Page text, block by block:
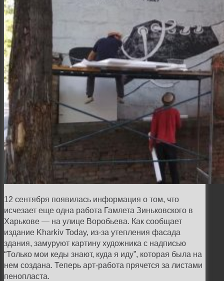
Меню
12 сентября появилась информация о том, что
исчезает еще одна работа Гамлета Зиньковского в
Харькове — на улице Воробьева. Как сообщает
издание Kharkiv Today, из-за утепления фасада
здания, замуруют картину художника с надписью
“Только мои кеды знают, куда я иду”, которая была на
нем создана. Теперь арт-работа прячется за листами
пенопласта.